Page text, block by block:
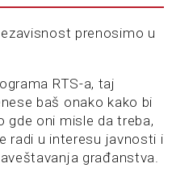
prenosimo u
RTS-a, taj
baš onako kako bi
gde oni misle da treba,
radi u interesu javnosti i
građanstva.